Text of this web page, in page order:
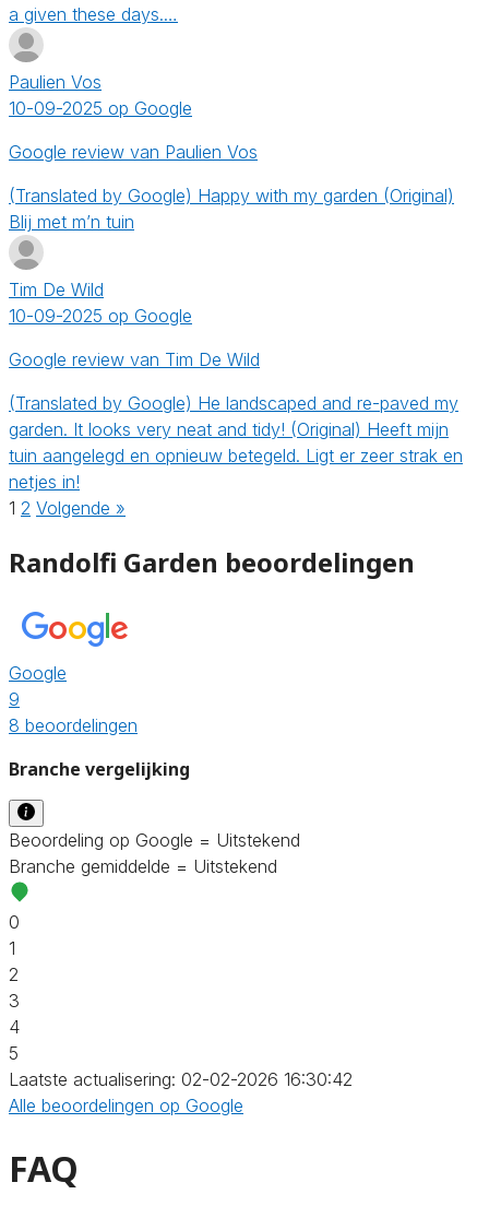
a given these days.…
Paulien Vos
10-09-2025 op Google
Google review van Paulien Vos
(Translated by Google) Happy with my garden (Original)
Blij met m’n tuin
Tim De Wild
10-09-2025 op Google
Google review van Tim De Wild
(Translated by Google) He landscaped and re-paved my
garden. It looks very neat and tidy! (Original) Heeft mijn
tuin aangelegd en opnieuw betegeld. Ligt er zeer strak en
netjes in!
1 2 Volgende »
Randolfi Garden beoordelingen
Google
9
8 beoordelingen
Branche vergelijking
Beoordeling op Google = Uitstekend
Branche gemiddelde = Uitstekend
0
1
2
3
4
5
Laatste actualisering: 02-02-2026 16:30:42
Alle beoordelingen op Google
FAQ